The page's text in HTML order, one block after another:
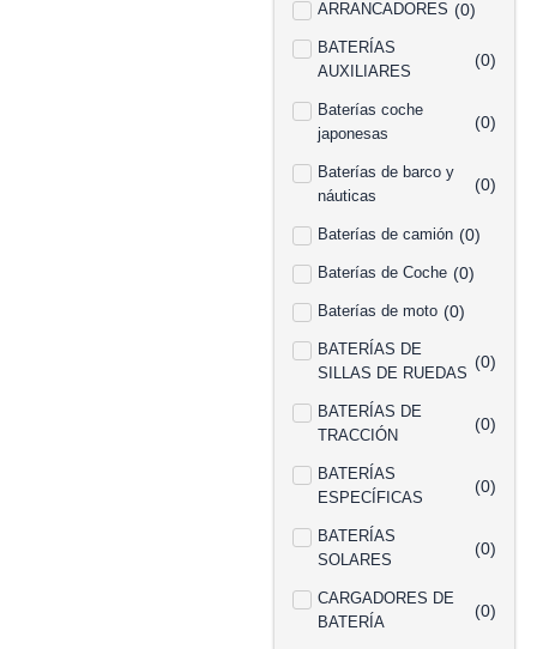
ARRANCADORES (0)
BATERÍAS
AUXILIARES
(0)
Baterías coche
japonesas
(0)
Baterías de barco y
náuticas
(0)
Baterías de camión (0)
Baterías de Coche (0)
Baterías de moto (0)
BATERÍAS DE
SILLAS DE RUEDAS
(0)
BATERÍAS DE
TRACCIÓN
(0)
BATERÍAS
ESPECÍFICAS
(0)
BATERÍAS
SOLARES
(0)
CARGADORES DE
BATERÍA
(0)